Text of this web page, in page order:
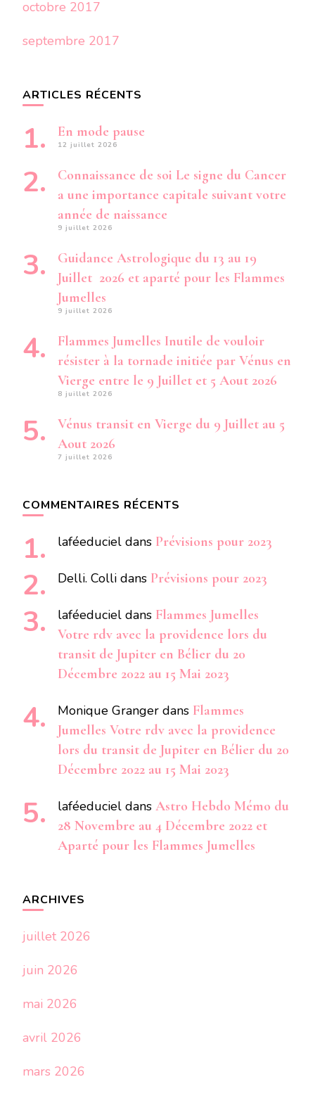
octobre 2017
septembre 2017
ARTICLES RÉCENTS
En mode pause
12 juillet 2026
Connaissance de soi Le signe du Cancer
a une importance capitale suivant votre
année de naissance
9 juillet 2026
Guidance Astrologique du 13 au 19
Juillet 2026 et aparté pour les Flammes
Jumelles
9 juillet 2026
Flammes Jumelles Inutile de vouloir
résister à la tornade initiée par Vénus en
Vierge entre le 9 Juillet et 5 Aout 2026
8 juillet 2026
Vénus transit en Vierge du 9 Juillet au 5
Aout 2026
7 juillet 2026
COMMENTAIRES RÉCENTS
laféeduciel dans Prévisions pour 2023
Delli. Colli dans Prévisions pour 2023
laféeduciel dans Flammes Jumelles
Votre rdv avec la providence lors du
transit de Jupiter en Bélier du 20
Décembre 2022 au 15 Mai 2023
Monique Granger dans Flammes
Jumelles Votre rdv avec la providence
lors du transit de Jupiter en Bélier du 20
Décembre 2022 au 15 Mai 2023
laféeduciel dans Astro Hebdo Mémo du
28 Novembre au 4 Décembre 2022 et
Aparté pour les Flammes Jumelles
ARCHIVES
juillet 2026
juin 2026
mai 2026
avril 2026
mars 2026